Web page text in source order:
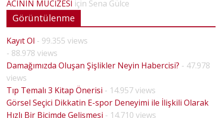
ACININ MUCİZESİ için Sena Gülce
Görüntülenme
Kayıt Ol - 99.355 views
- 88.978 views
Damağımızda Oluşan Şişlikler Neyin Habercisi? - 47.978
views
Tıp Temalı 3 Kitap Önerisi - 14.957 views
Görsel Seçici Dikkatin E-spor Deneyimi ile İlişkili Olarak
Hızlı Bir Biçimde Gelişmesi - 14.710 views